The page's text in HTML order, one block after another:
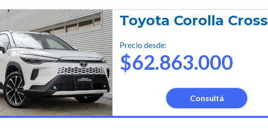
Toyota Corolla Cross
Precio desde:
$62.863.000
Consultá